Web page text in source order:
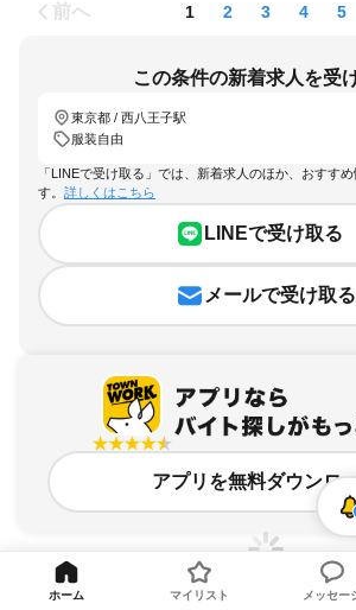
前へ 1 2 3 4 5
この条件の新着求人を受
東京都 / 西八王子駅
服装自由
「LINEで受け取る」では、新着求人のほか、おすす
す。 詳しくはこちら
LINEで受け取る
メールで受け取る
アプリを無料ダウンロ
ホーム マイリスト メッセー